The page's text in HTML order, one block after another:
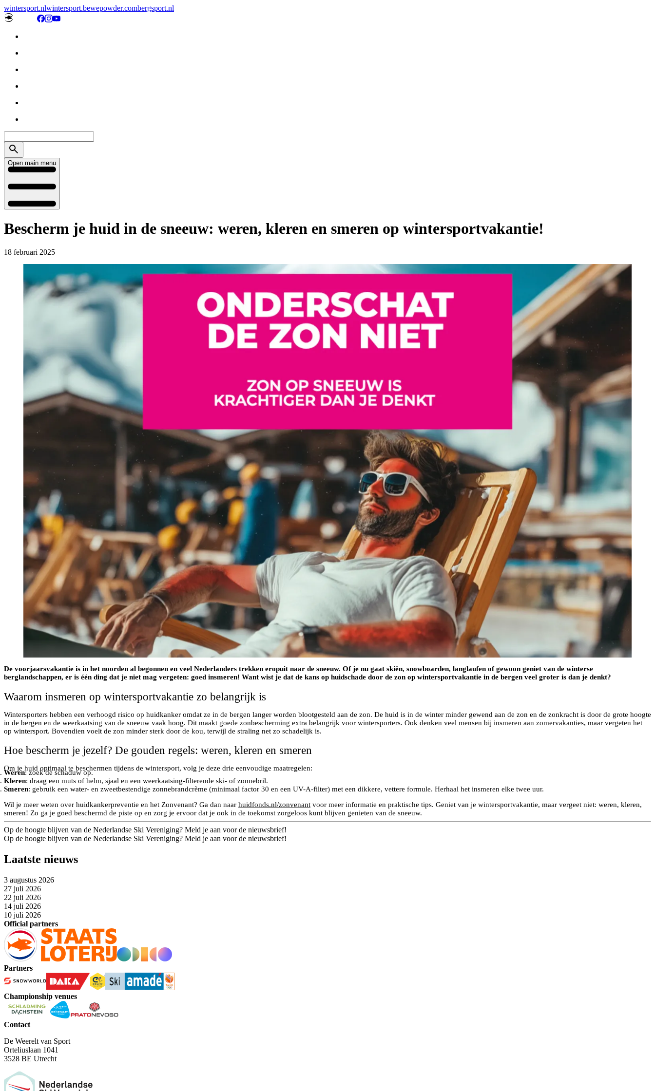
wintersport.nlwintersport.bewepowder.combergsport.nl
Open main menu
Bescherm je huid in de sneeuw: weren, kleren en smeren op wintersportvakantie!
18 februari 2025
De voorjaarsvakantie is in het noorden al begonnen en veel Nederlanders trekken eropuit naar de sneeuw. Of je nu gaat skiën, snowboarden, langlaufen of gewoon geniet van de winterse
berglandschappen, er is één ding dat je niet mag vergeten: goed insmeren! Want wist je dat de kans op huidschade door de zon op wintersportvakantie in de bergen veel groter is dan je denkt?
Waarom insmeren op wintersportvakantie zo belangrijk is
Wintersporters hebben een verhoogd risico op huidkanker omdat ze in de bergen langer worden blootgesteld aan de zon. De huid is in de winter minder gewend aan de zon en de zonkracht is door de grote hoogte
in de bergen en de weerkaatsing van de sneeuw vaak hoog. Dit maakt goede zonbescherming extra belangrijk voor wintersporters. Ook denken veel mensen bij insmeren aan zomervakanties, maar vergeten het
op wintersport. Bovendien voelt de zon minder sterk door de kou, terwijl de straling net zo schadelijk is.
Hoe bescherm je jezelf? De gouden regels: weren, kleren en smeren
Om je huid optimaal te beschermen tijdens de wintersport, volg je deze drie eenvoudige maatregelen:
Weren: zoek de schaduw op.
Kleren: draag een muts of helm, sjaal en een weerkaatsing-filterende ski- of zonnebril.
Smeren: gebruik een water- en zweetbestendige zonnebrandcrème (minimaal factor 30 en een UV-A-filter) met een dikkere, vettere formule. Herhaal het insmeren elke twee uur.
Wil je meer weten over huidkankerpreventie en het Zonvenant? Ga dan naar huidfonds.nl/zonvenant voor meer informatie en praktische tips. Geniet van je wintersportvakantie, maar vergeet niet: weren, kleren,
smeren! Zo ga je goed beschermd de piste op en zorg je ervoor dat je ook in de toekomst zorgeloos kunt blijven genieten van de sneeuw.
Op de hoogte blijven van de Nederlandse Ski Vereniging? Meld je aan voor de nieuwsbrief!
Op de hoogte blijven van de Nederlandse Ski Vereniging? Meld je aan voor de nieuwsbrief!
Laatste nieuws
3 augustus 2026
27 juli 2026
22 juli 2026
14 juli 2026
10 juli 2026
Official partners
Partners
Championship venues
Contact
De Weerelt van Sport
Orteliuslaan 1041
3528 BE Utrecht